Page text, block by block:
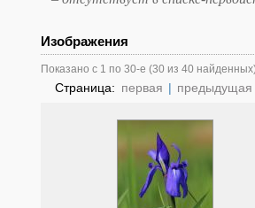
Изображения
Показано с 1 по 30-е (30 из 40
Страница: первая | предыдущая